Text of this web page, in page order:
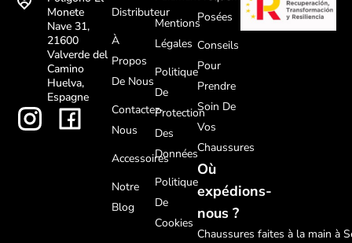
Monete
Nave 31,
21600
Valverde del
Camino
Huelva,
Espagne
Distributeur
À
Propos
De Nous
Contactez-
Nous
Accessoires
Notre
Blog
Mentions
Légales
Politique
De
Protection
Des
Données
Politique
De
Cookies
Posées
Conseils
Pour
Prendre
Soin De
Vos
Chaussures
Où
expédions-
nous ?
Chaussures faites à la main à